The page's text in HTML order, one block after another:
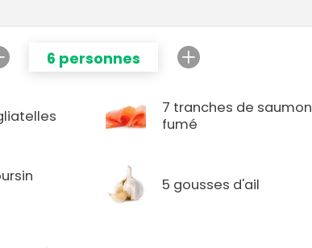
6 personnes
7 tranches de saumon
fumé
5 gousses d'ail